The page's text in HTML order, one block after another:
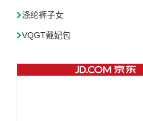
涤纶裤子女
VQGT戴妃包